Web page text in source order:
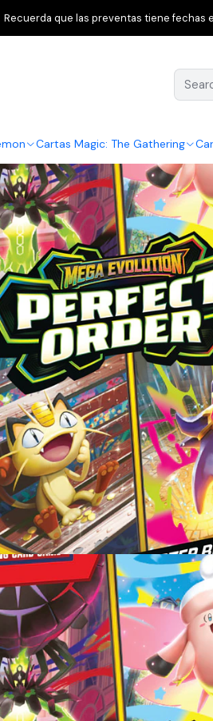
Cartas Magic: The Gathering
Recuerda que las preventas tiene fechas
Home Pokémon TCG Perfect